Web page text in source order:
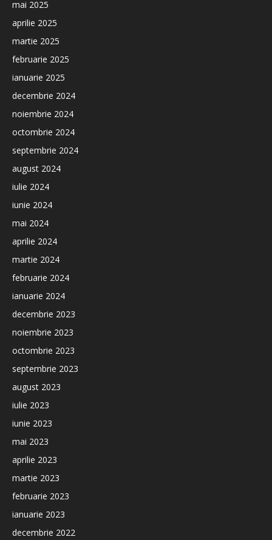
mai 2025
aprilie 2025
martie 2025
februarie 2025
ianuarie 2025
decembrie 2024
noiembrie 2024
octombrie 2024
septembrie 2024
august 2024
iulie 2024
iunie 2024
mai 2024
aprilie 2024
martie 2024
februarie 2024
ianuarie 2024
decembrie 2023
noiembrie 2023
octombrie 2023
septembrie 2023
august 2023
iulie 2023
iunie 2023
mai 2023
aprilie 2023
martie 2023
februarie 2023
ianuarie 2023
decembrie 2022